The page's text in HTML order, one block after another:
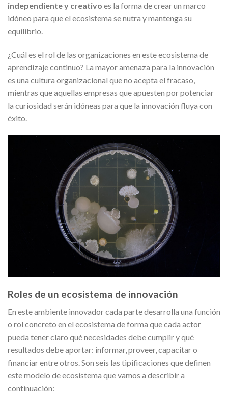
independiente y creativo es la forma de crear un marco
idóneo para que el ecosistema se nutra y mantenga su
equilibrio.
¿Cuál es el rol de las organizaciones en este ecosistema de
aprendizaje continuo? La mayor amenaza para la innovación
es una cultura organizacional que no acepta el fracaso,
mientras que aquellas empresas que apuesten por potenciar
la curiosidad serán idóneas para que la innovación fluya con
éxito.
Roles de un ecosistema de innovación
En este ambiente innovador cada parte desarrolla una función
o rol concreto en el ecosistema de forma que cada actor
pueda tener claro qué necesidades debe cumplir y qué
resultados debe aportar: informar, proveer, capacitar o
financiar entre otros. Son seis las tipificaciones que definen
este modelo de ecosistema que vamos a describir a
continuación: